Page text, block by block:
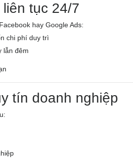
tục 24/7
hay Google Ads:
chi phí duy trì
lẫn đêm
tín doanh nghiệp